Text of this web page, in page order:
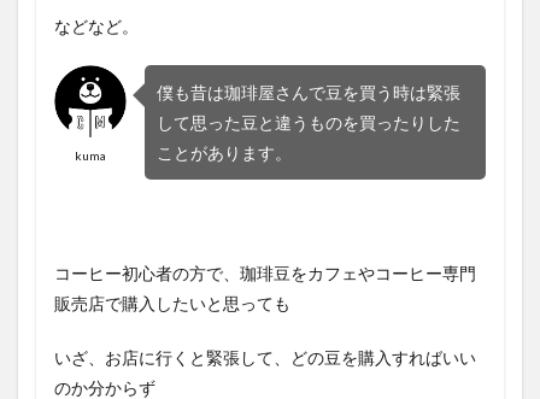
などなど。
kuma
僕も昔は珈琲屋さんで豆を買う時は緊張
して思った豆と違うものを買ったりした
ことがあります。
コーヒー初心者の方で、珈琲豆をカフェやコーヒー専門
販売店で購入したいと思っても
いざ、お店に行くと緊張して、どの豆を購入すればいい
のか分からず